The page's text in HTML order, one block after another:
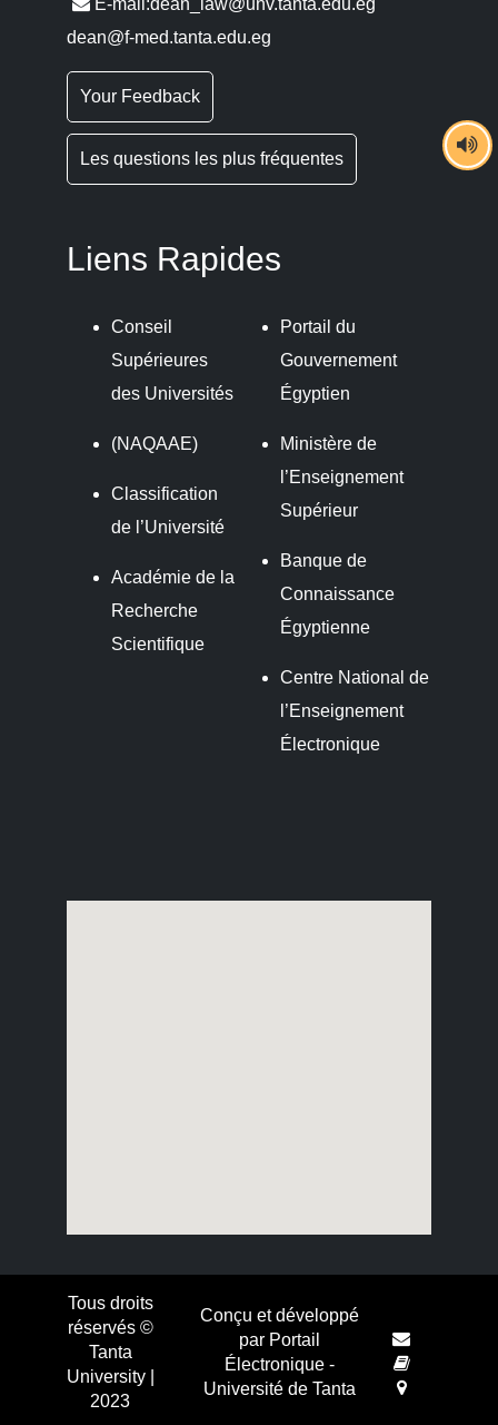
E-mail:dean_law@unv.tanta.edu.eg
dean@f-med.tanta.edu.eg
Your Feedback
Les questions les plus fréquentes
Liens Rapides
Conseil
Supérieures
des Universités
(NAQAAE)
Classification
de l’Université
Académie de la
Recherche
Scientifique
Portail du
Gouvernement
Égyptien
Ministère de
l’Enseignement
Supérieur
Banque de
Connaissance
Égyptienne
Centre National de
l’Enseignement
Électronique
Tous droits
réservés ©
Tanta
University |
2023
Conçu et développé
par Portail
Électronique -
Université de Tanta